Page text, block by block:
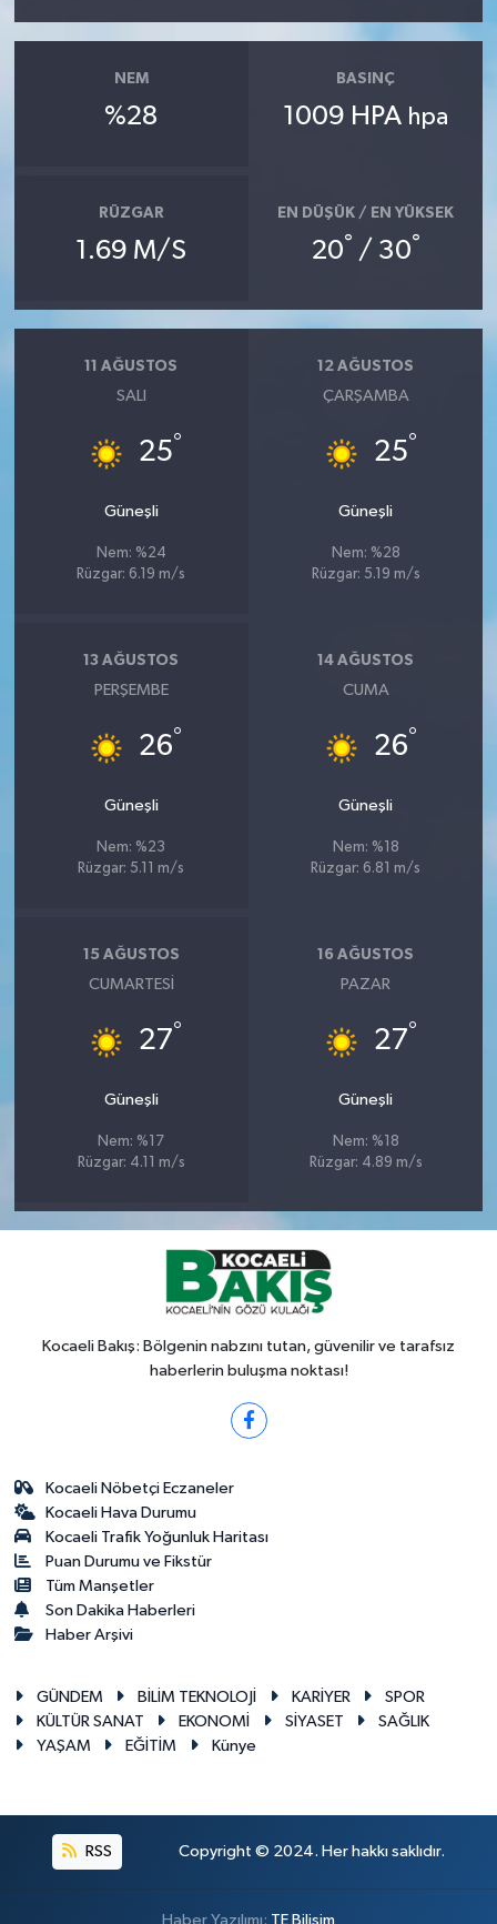
NEM
%28
BASINÇ
1009 HPA hpa
RÜZGAR
1.69 M/S
EN DÜŞÜK / EN YÜKSEK
20° / 30°
11 AĞUSTOS
SALI
25°
Güneşli
Nem: %24
Rüzgar: 6.19 m/s
12 AĞUSTOS
ÇARŞAMBA
25°
Güneşli
Nem: %28
Rüzgar: 5.19 m/s
13 AĞUSTOS
PERŞEMBE
26°
Güneşli
Nem: %23
Rüzgar: 5.11 m/s
14 AĞUSTOS
CUMA
26°
Güneşli
Nem: %18
Rüzgar: 6.81 m/s
15 AĞUSTOS
CUMARTESI
27°
Güneşli
Nem: %17
Rüzgar: 4.11 m/s
16 AĞUSTOS
PAZAR
27°
Güneşli
Nem: %18
Rüzgar: 4.89 m/s
Kocaeli Bakış: Bölgenin nabzını tutan, güvenilir ve tarafsız
haberlerin buluşma noktası!
Kocaeli Nöbetçi Eczaneler
Kocaeli Hava Durumu
Kocaeli Trafik Yoğunluk Haritası
Puan Durumu ve Fikstür
Tüm Manşetler
Son Dakika Haberleri
Haber Arşivi
GÜNDEM BİLİM TEKNOLOJİ KARİYER
SPOR
KÜLTÜR SANAT
EKONOMİ SİYASET
SAĞLIK
YAŞAM
EĞİTİM Künye
RSS Copyright © 2024. Her hakkı saklıdır.
Haber Yazılımı: TE Bilişim